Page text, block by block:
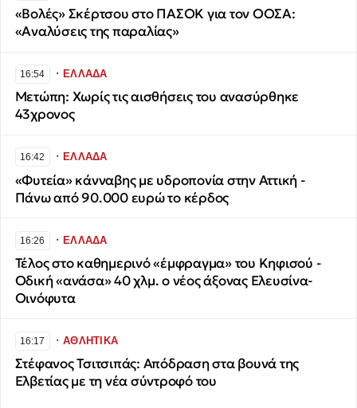
«Βολές» Σκέρτσου στο ΠΑΣΟΚ για τον ΟΟΣΑ:
«Αναλύσεις της παραλίας»
16:54 ∙ΕΛΛΑΔΑ
Μετώπη: Χωρίς τις αισθήσεις του ανασύρθηκε
43χρονος
16:42 ∙ΕΛΛΑΔΑ
«Φυτεία» κάνναβης με υδροπονία στην Αττική -
Πάνω από 90.000 ευρώ το κέρδος
16:26 ∙ΕΛΛΑΔΑ
Τέλος στο καθημερινό «έμφραγμα» του Κηφισού -
Οδική «ανάσα» 40 χλμ. ο νέος άξονας Ελευσίνα-
Οινόφυτα
16:17 ∙ΑΘΛΗΤΙΚΑ
Στέφανος Τσιτσιπάς: Απόδραση στα βουνά της
Ελβετίας με τη νέα σύντροφό του